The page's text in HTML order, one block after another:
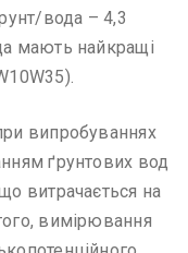
вода – 4,3
мають найкращі
випробуваннях
ґрунтових вод
витрачається на
вимірювання